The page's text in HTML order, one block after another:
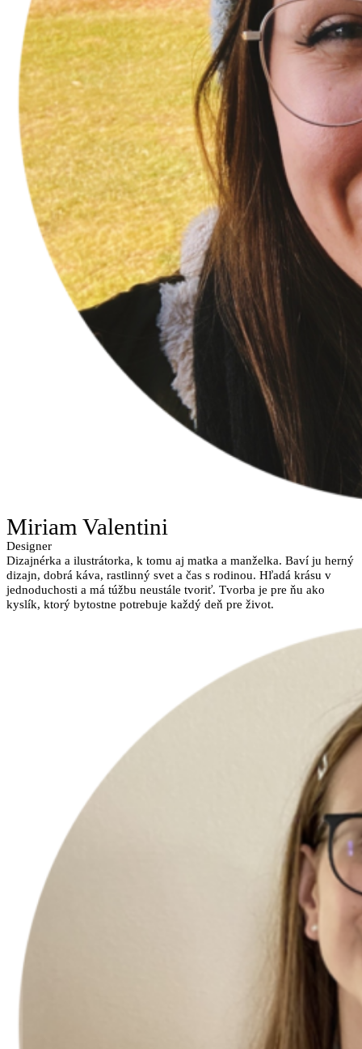
Miriam Valentini
Designer
Dizajnérka a ilustrátorka, k tomu aj matka a manželka. Baví ju herný
dizajn, dobrá káva, rastlinný svet a čas s rodinou. Hľadá krásu v
jednoduchosti a má túžbu neustále tvoriť. Tvorba je pre ňu ako
kyslík, ktorý bytostne potrebuje každý deň pre život.